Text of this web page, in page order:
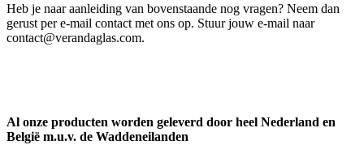
Heb je naar aanleiding van bovenstaande nog vragen? Neem dan
gerust per e-mail contact met ons op. Stuur jouw e-mail naar
contact@verandaglas.com.
Al onze producten worden geleverd door heel Nederland en
België m.u.v. de Waddeneilanden